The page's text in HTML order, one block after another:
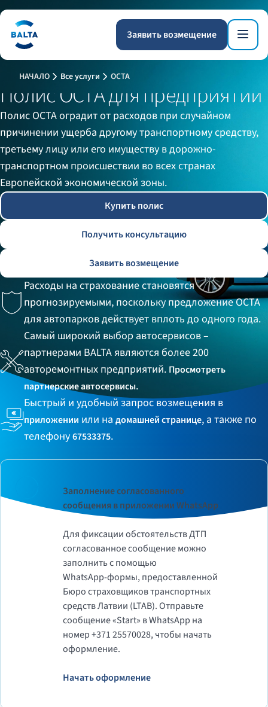
Заявить возмещение
НАЧАЛО Все услуги OCTA
Полис OCTA для предприятий
Полис OCTA оградит от расходов при случайном
причинении ущерба другому транспортному средству,
третьему лицу или его имуществу в дорожно-
транспортном происшествии во всех странах
Европейской экономической зоны.
Расходы на страхование становятся
прогнозируемыми, поскольку предложение OCTA
для автопарков действует вплоть до одного года.
Самый широкий выбор автосервисов –
партнерами BALTA являются более 200
авторемонтных предприятий. Просмотреть
партнерские автосервисы.
Быстрый и удобный запрос возмещения в
приложении или на домашней странице, а также по
телефону67533375.
Купить полис
Получить консультацию
Заявить возмещение
Заполнение согласованного
сообщения в приложении WhatsApp
Для фиксации обстоятельств ДТП
согласованное сообщение можно
заполнить с помощью
WhatsApp‑формы, предоставленной
Бюро страховщиков транспортных
средств Латвии (LTAB). Отправьте
сообщение «Start» в WhatsApp на
номер +371 25570028, чтобы начать
оформление.
Начать оформление